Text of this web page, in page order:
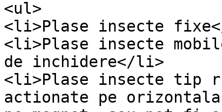
<ul>
<li>Plase insecte
<li>Plase insecte
de inchidere</li>
<li>Plase insecte tip
actionate pe